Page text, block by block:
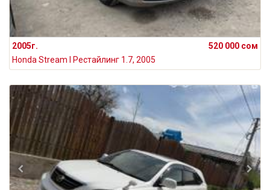
2005г.
520 000 сом
Honda Stream I Рестайлинг 1.7, 2005